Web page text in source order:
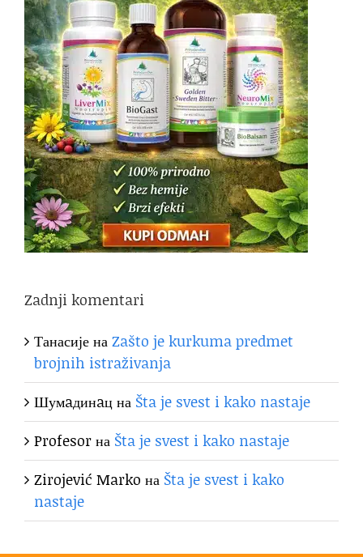
Zadnji komentari
ТанасијенаZašto je kurkuma predmet
brojnih istraživanja
Шумaдинaцна Šta je svest i kako nastaje
Profesorна Šta je svest i kako nastaje
Zirojević Marko на Šta je svest i kako
nastaje